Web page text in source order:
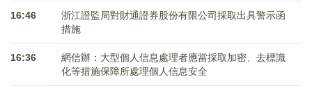
16:46
浙江證監局對財通證券股份有限公司採取出具警示函
措施
16:36
網信辦：大型個人信息處理者應當採取加密、去標識
化等措施保障所處理個人信息安全